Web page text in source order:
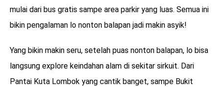
mulai dari bus gratis sampe area parkir yang luas. Semua ini
bikin pengalaman lo nonton balapan jadi makin asyik!
Yang bikin makin seru, setelah puas nonton balapan, lo bisa
langsung explore keindahan alam di sekitar sirkuit. Dari
Pantai Kuta Lombok yang cantik banget, sampe Bukit